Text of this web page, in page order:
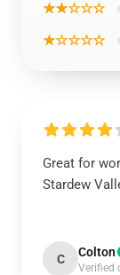
★★☆☆☆
★☆☆☆☆
Great for
Stardew
C Colton
Verified